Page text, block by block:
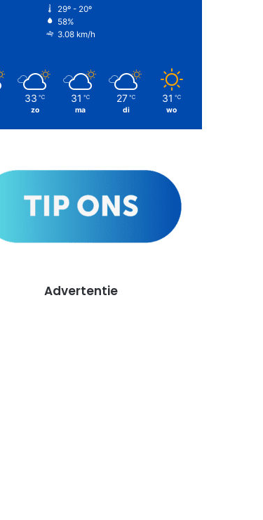
29º - 20º
58%
3.08 km/h
33 ℃
zo
31 ℃
ma
27 ℃
di
31 ℃
wo
Advertentie